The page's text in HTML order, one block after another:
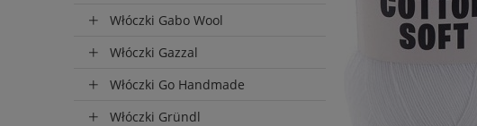
Włóczki Gabo Wool
Włóczki Gazzal
Włóczki Go Handmade
Włóczki Gründl